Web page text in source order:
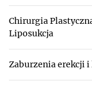
Chirurgia
Liposukcja
Zaburzenia erekcji i